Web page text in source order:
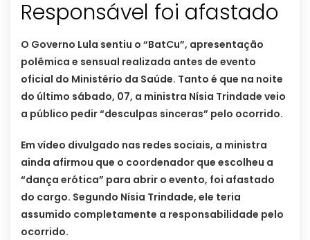
Responsável foi afastado
O Governo Lula sentiu o “BatCu”, apresentação
polêmica e sensual realizada antes de evento
oficial do Ministério da Saúde. Tanto é que na noite
do último sábado, 07, a ministra Nísia Trindade veio
a público pedir “desculpas sinceras” pelo ocorrido.
Em vídeo divulgado nas redes sociais, a ministra
ainda afirmou que o coordenador que escolheu a
“dança erótica” para abrir o evento, foi afastado
do cargo. Segundo Nísia Trindade, ele teria
assumido completamente a responsabilidade pelo
ocorrido.